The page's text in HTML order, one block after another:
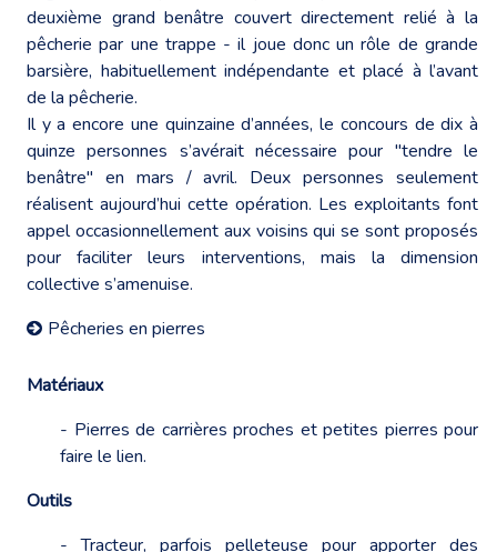
deuxième grand benâtre couvert directement relié à la
pêcherie par une trappe - il joue donc un rôle de grande
barsière, habituellement indépendante et placé à l’avant
de la pêcherie.
Il y a encore une quinzaine d’années, le concours de dix à
quinze personnes s’avérait nécessaire pour "tendre le
benâtre" en mars / avril. Deux personnes seulement
réalisent aujourd’hui cette opération. Les exploitants font
appel occasionnellement aux voisins qui se sont proposés
pour faciliter leurs interventions, mais la dimension
collective s’amenuise.
Pêcheries en pierres
Matériaux
- Pierres de carrières proches et petites pierres pour
faire le lien.
Outils
- Tracteur, parfois pelleteuse pour apporter des